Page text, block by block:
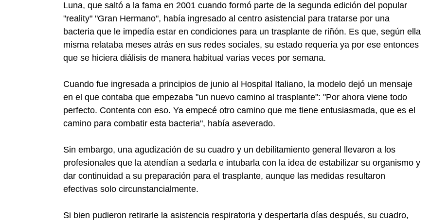
Luna, que saltó a la fama en 2001 cuando formó parte de la segunda edición del popular
"reality" "Gran Hermano", había ingresado al centro asistencial para tratarse por una
bacteria que le impedía estar en condiciones para un trasplante de riñón. Es que, según ella
misma relataba meses atrás en sus redes sociales, su estado requería ya por ese entonces
que se hiciera diálisis de manera habitual varias veces por semana.
Cuando fue ingresada a principios de junio al Hospital Italiano, la modelo dejó un mensaje
en el que contaba que empezaba "un nuevo camino al trasplante": "Por ahora viene todo
perfecto. Contenta con eso. Ya empecé otro camino que me tiene entusiasmada, que es el
camino para combatir esta bacteria", había aseverado.
Sin embargo, una agudización de su cuadro y un debilitamiento general llevaron a los
profesionales que la atendían a sedarla e intubarla con la idea de estabilizar su organismo y
dar continuidad a su preparación para el trasplante, aunque las medidas resultaron
efectivas solo circunstancialmente.
Si bien pudieron retirarle la asistencia respiratoria y despertarla días después, su cuadro,